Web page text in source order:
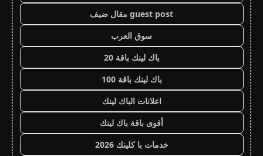
guest post مقال ضيف
سوق العرب
باك لينك باقة 20
باك لينك باقة 100
اعلانات الباك لينك
أقوى باقة باك لينك
خدمات با كلينك 2026